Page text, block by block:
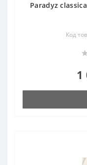
Paradyz classica
Код
1